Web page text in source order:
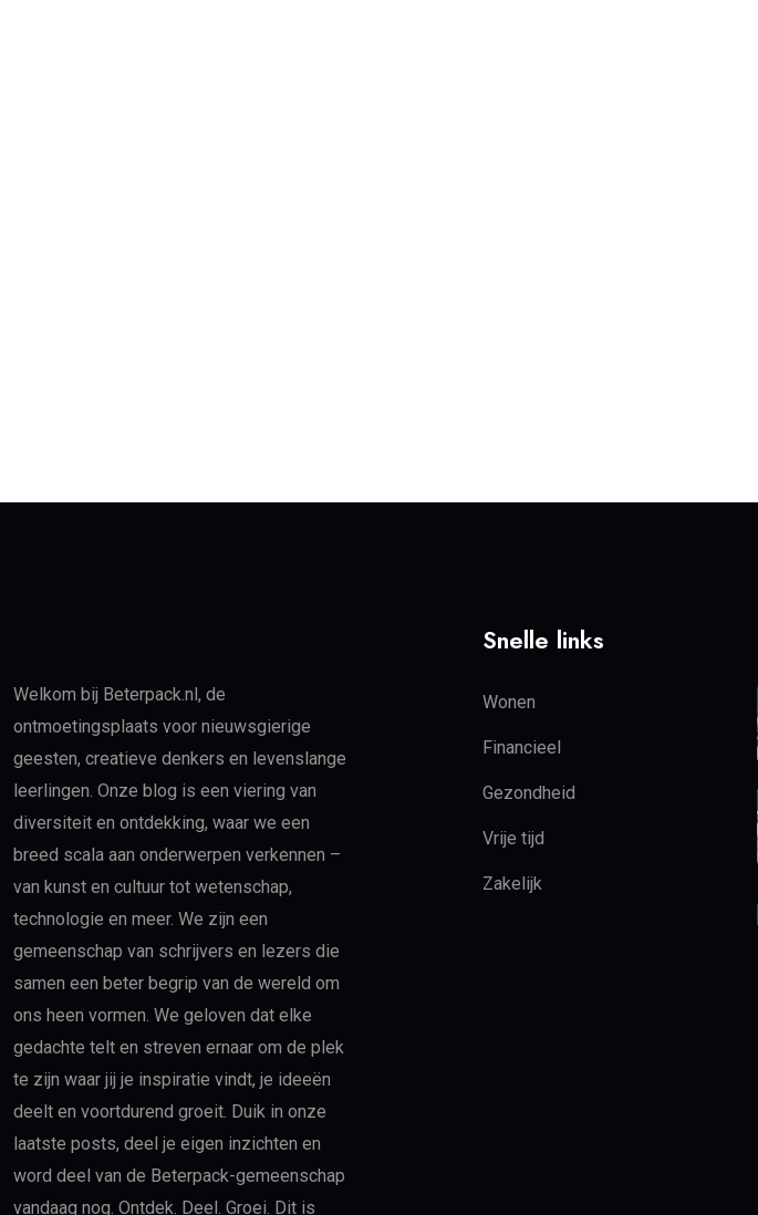
Welkom bij Beterpack.nl, de
ontmoetingsplaats voor nieuwsgierige
geesten, creatieve denkers en levenslange
leerlingen. Onze blog is een viering van
diversiteit en ontdekking, waar we een
breed scala aan onderwerpen verkennen –
van kunst en cultuur tot wetenschap,
technologie en meer. We zijn een
gemeenschap van schrijvers en lezers die
samen een beter begrip van de wereld om
ons heen vormen. We geloven dat elke
gedachte telt en streven ernaar om de plek
te zijn waar jij je inspiratie vindt, je ideeën
deelt en voortdurend groeit. Duik in onze
laatste posts, deel je eigen inzichten en
word deel van de Beterpack-gemeenschap
vandaag nog. Ontdek. Deel. Groei. Dit is
Snelle links
Wonen
Financieel
Gezondheid
Vrije tijd
Zakelijk